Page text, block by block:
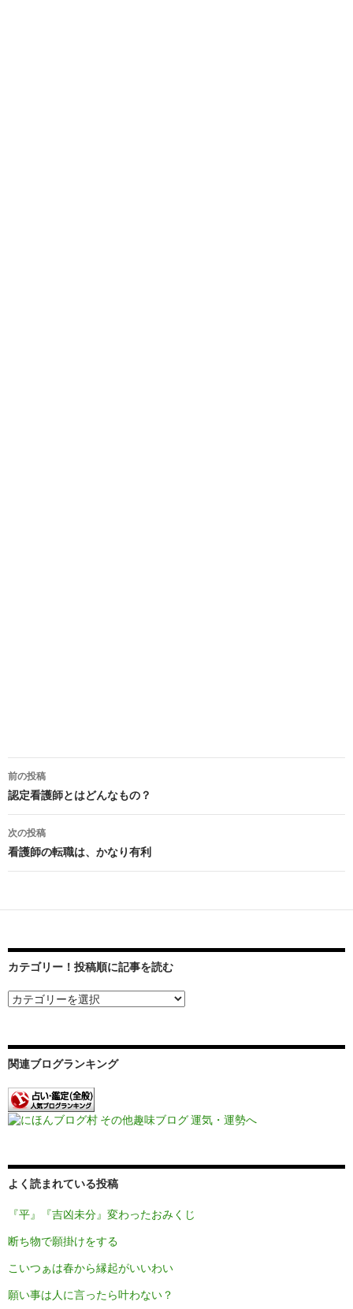
投
稿
ナ
ゲ
シ
ョ
前の投稿
認定看護師とはどんなもの？
次の投稿
看護師の転職は、かなり有利
カテゴリー！投稿順に記事を読む
関連ブログランキング
よく読まれている投稿
『平』『吉凶未分』変わったおみくじ
断ち物で願掛けをする
こいつぁは春から縁起がいいわい
願い事は人に言ったら叶わない？